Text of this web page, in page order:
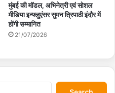
मुंबई की मॉडल, अभिनेत्री एवं सोशल
मीडिया इन्फ्लुएंसर सुमन त्रिपाठी इंदौर में
होंगी सम्मानित
21/07/2026
S